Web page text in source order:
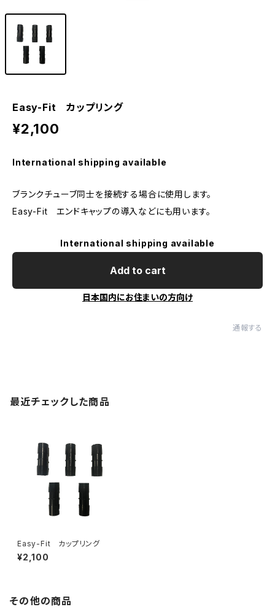
Easy-Fit カップリング
¥2,100
International shipping available
ブランクチューブ同士を接続する場合に使用します。
Easy-Fit エンドキャップの導入などにも用います。
International shipping available
Add to cart
日本国内にお住まいの方向け
通報する
最近チェックした商品
Easy-Fit カップリング
¥2,100
その他の商品